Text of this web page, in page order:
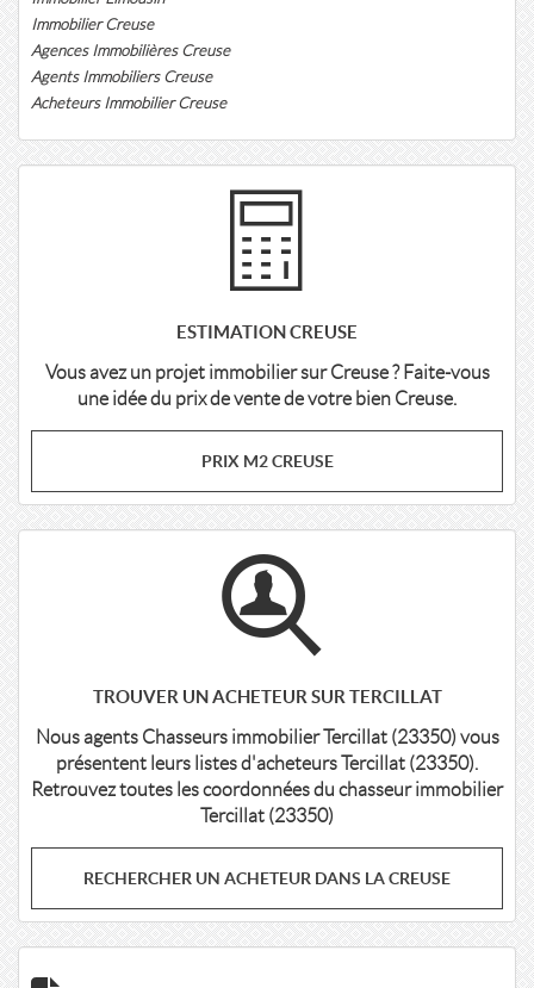
Immobilier Creuse
Agences Immobilières Creuse
Agents Immobiliers Creuse
Acheteurs Immobilier Creuse
ESTIMATION CREUSE
Vous avez un projet immobilier sur Creuse ? Faite-vous
une idée du prix de vente de votre bien Creuse.
PRIX M2 CREUSE
TROUVER UN ACHETEUR SUR TERCILLAT
Nous agents Chasseurs immobilier Tercillat (23350) vous
présentent leurs listes d'acheteurs Tercillat (23350).
Retrouvez toutes les coordonnées du chasseur immobilier
Tercillat (23350)
RECHERCHER UN ACHETEUR DANS LA CREUSE